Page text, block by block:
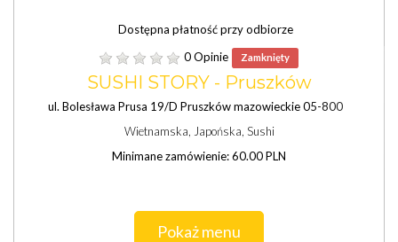
Dostępna płatność przy odbiorze
0 Opinie
Zamknięty
SUSHI STORY - Pruszków
ul. Bolesława Prusa 19/D Pruszków mazowieckie 05-800
Wietnamska, Japońska, Sushi
Minimane zamówienie: 60.00 PLN
Pokaż menu